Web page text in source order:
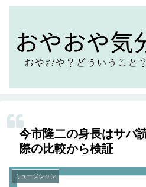
今市隆二の身長はサバ
際の比較から検証
ミュージシャン